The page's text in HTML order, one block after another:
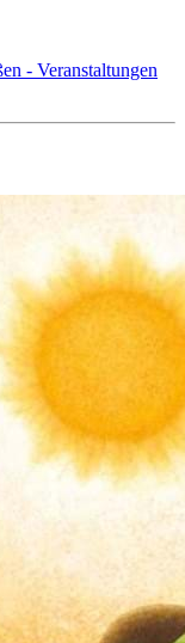
- Veranstaltungen